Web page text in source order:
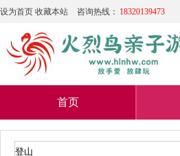
设为首页 收藏本站 咨询热线： 18320139473
首页